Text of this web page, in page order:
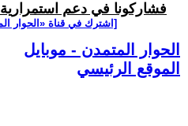
فشاركونا في دعم استمرارية
[اشترك في قناة ‫«الحوار
الحوار المتمدن - موبايل
الموقع الرئيسي